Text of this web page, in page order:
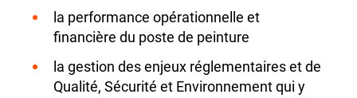
la performance opérationnelle et
financière du poste de peinture
la gestion des enjeux réglementaires et de
Qualité, Sécurité et Environnement qui y